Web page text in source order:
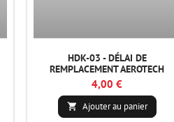
HDK-03 - DÉLAI DE
REMPLACEMENT AEROTECH
4,00 €
 Ajouter au panier